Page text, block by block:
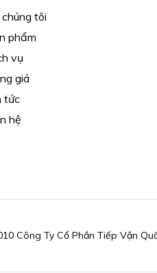
tôi
phẩm
vụ
giá
tức
hệ
Công Ty Cổ Phần Tiếp Vận